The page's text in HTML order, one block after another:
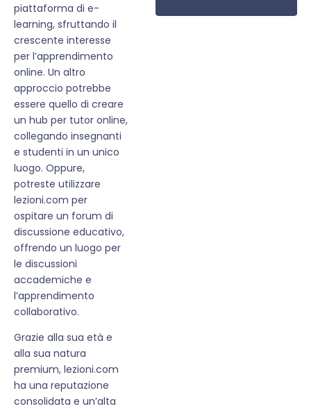
piattaforma di e-
learning, sfruttando il
crescente interesse
per l’apprendimento
online. Un altro
approccio potrebbe
essere quello di creare
un hub per tutor online,
collegando insegnanti
e studenti in un unico
luogo. Oppure,
potreste utilizzare
lezioni.com per
ospitare un forum di
discussione educativo,
offrendo un luogo per
le discussioni
accademiche e
l’apprendimento
collaborativo.
Grazie alla sua età e
alla sua natura
premium, lezioni.com
ha una reputazione
consolidata e un’alta